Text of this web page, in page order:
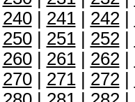
240| 241| 242|
250| 251| 252|
260| 261| 262|
270| 271| 272|